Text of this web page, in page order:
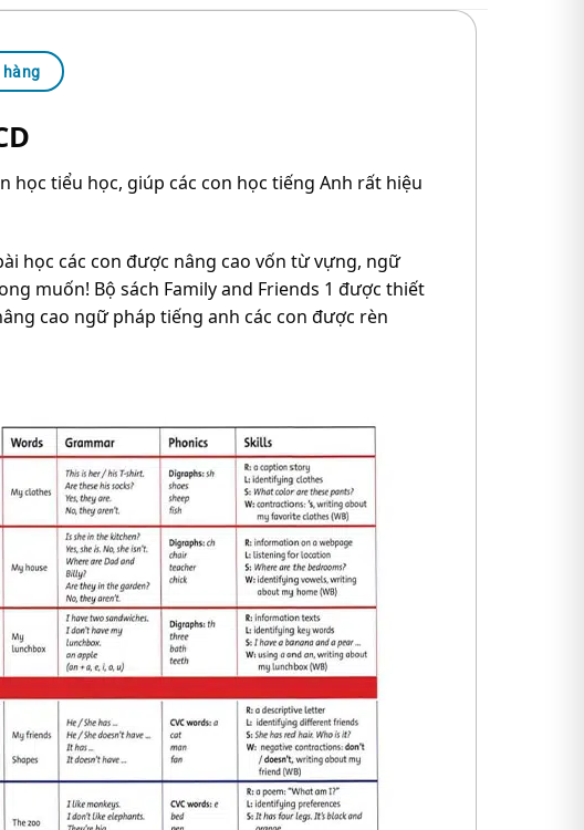
hàng
học tiểu học, giúp các con học tiếng Anh rất hiệu
học các con được nâng cao vốn từ vựng, ngữ
muốn! Bộ sách Family and Friends 1 được thiết
cao ngữ pháp tiếng anh các con được rèn